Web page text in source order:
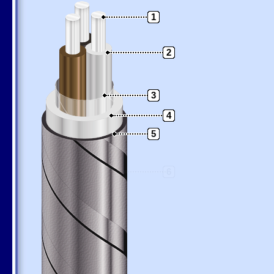
1
2
3
4
5